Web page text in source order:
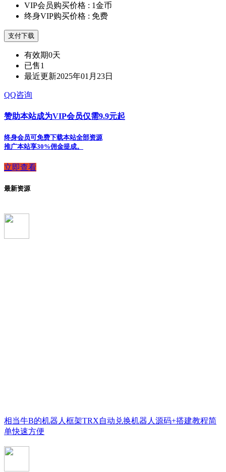
VIP会员购买价格 : 1金币
终身VIP购买价格 : 免费
支付下载
有效期0天
已售1
最近更新2025年01月23日
QQ咨询
赞助本站成为VIP会员仅需9.9元起
终身会员可免费下载本站全部资源
推广本站享30%佣金提成。
立即查看
最新资源
相当牛B的机器人框架TRX自动兑换机器人源码+搭建教程简
单快速方便